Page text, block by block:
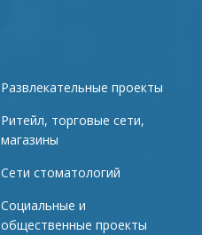
Развлекательные проекты
Ритейл, торговые сети,
магазины
Сети стоматологий
Социальные и
общественные проекты